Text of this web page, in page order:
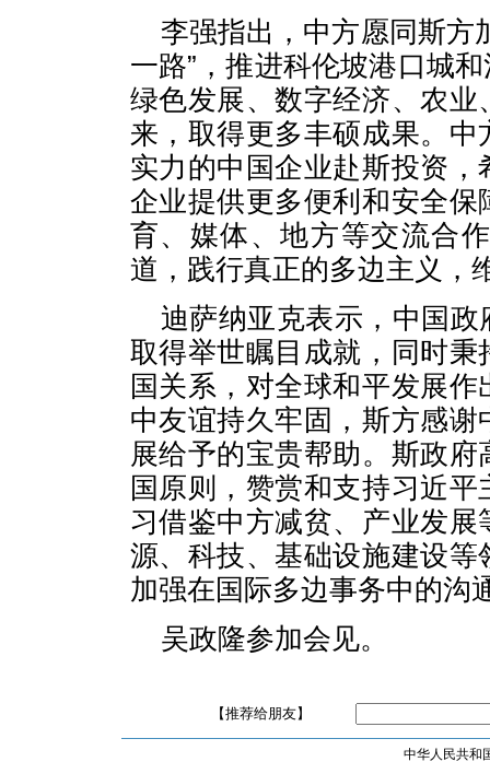
李强指出，中方愿同斯方
一路”，推进科伦坡港口城
绿色发展、数字经济、农
来，取得更多丰硕成果。
实力的中国企业赴斯投资
企业提供更多便利和安全
育、媒体、地方等交流合
道，践行真正的多边主义，
迪萨纳亚克表示，中国
取得举世瞩目成就，同时
国关系，对全球和平发展
中友谊持久牢固，斯方感
展给予的宝贵帮助。斯政
国原则，赞赏和支持习近
习借鉴中方减贫、产业发
源、科技、基础设施建设
加强在国际多边事务中的沟
吴政隆参加会见。
【推荐给朋友】
中华人民共和